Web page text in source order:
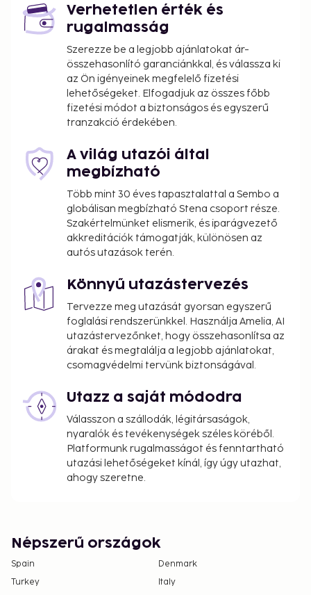
Verhetetlen érték és
rugalmasság
Szerezze be a legjobb ajánlatokat ár-
összehasonlító garanciánkkal, és válassza ki
az Ön igényeinek megfelelő fizetési
lehetőségeket. Elfogadjuk az összes főbb
fizetési módot a biztonságos és egyszerű
tranzakció érdekében.
A világ utazói által
megbízható
Több mint 30 éves tapasztalattal a Sembo a
globálisan megbízható Stena csoport része.
Szakértelmünket elismerik, és iparágvezető
akkreditációk támogatják, különösen az
autós utazások terén.
Könnyű utazástervezés
Tervezze meg utazását gyorsan egyszerű
foglalási rendszerünkkel. Használja Amelia, AI
utazástervezőnket, hogy összehasonlítsa az
árakat és megtalálja a legjobb ajánlatokat,
csomagvédelmi tervünk biztonságával.
Utazz a saját módodra
Válasszon a szállodák, légitársaságok,
nyaralók és tevékenységek széles köréből.
Platformunk rugalmasságot és fenntartható
utazási lehetőségeket kínál, így úgy utazhat,
ahogy szeretne.
Népszerű országok
Spain
Denmark
Turkey
Italy